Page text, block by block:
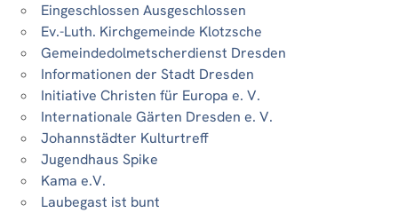
Eingeschlossen Ausgeschlossen
Ev.-Luth. Kirchgemeinde Klotzsche
Gemeindedolmetscherdienst Dresden
Informationen der Stadt Dresden
Initiative Christen für Europa e. V.
Internationale Gärten Dresden e. V.
Johannstädter Kulturtreff
Jugendhaus Spike
Kama e.V.
Laubegast ist bunt